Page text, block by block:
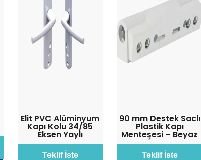
Elit PVC Alüminyum
Kapı Kolu 34/85
Eksen Yaylı
Teklif İste
90 mm Destek Saclı
Plastik Kapı
Menteşesi – Beyaz
Teklif İste